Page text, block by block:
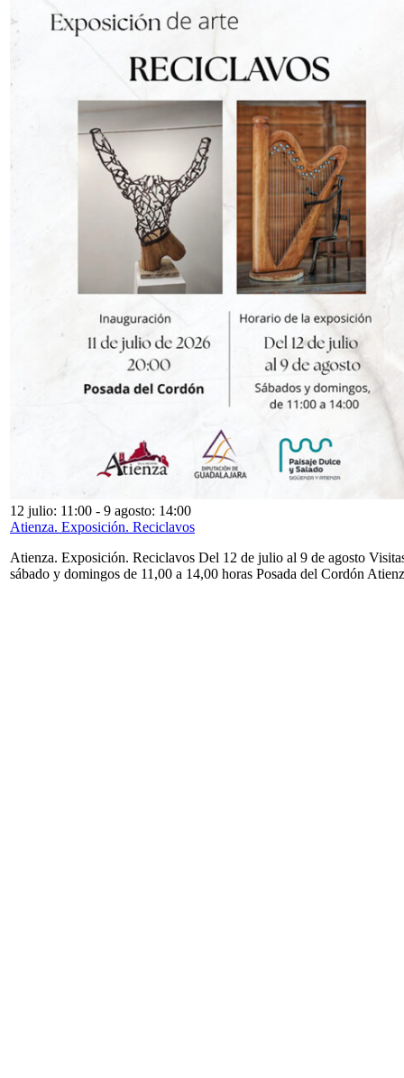
12 julio: 11:00 - 9 agosto: 14:00
Atienza. Exposición. Reciclavos
Atienza. Exposición. Reciclavos Del 12 de julio al 9 de agosto
sábado y domingos de 11,00 a 14,00 horas Posada del Cordón